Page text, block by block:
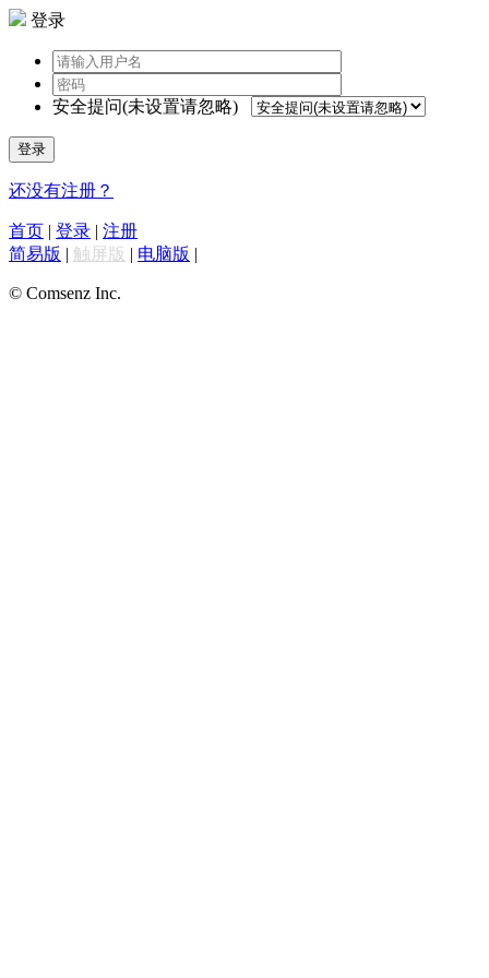
登录
安全提问(未设置请忽略)
登录
还没有注册？
首页 | 登录 | 注册
简易版 | 触屏版 | 电脑版 |
© Comsenz Inc.